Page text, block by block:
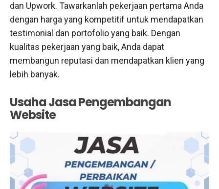
dan Upwork. Tawarkanlah pekerjaan pertama Anda
dengan harga yang kompetitif untuk mendapatkan
testimonial dan portofolio yang baik. Dengan
kualitas pekerjaan yang baik, Anda dapat
membangun reputasi dan mendapatkan klien yang
lebih banyak.
Usaha Jasa Pengembangan
Website